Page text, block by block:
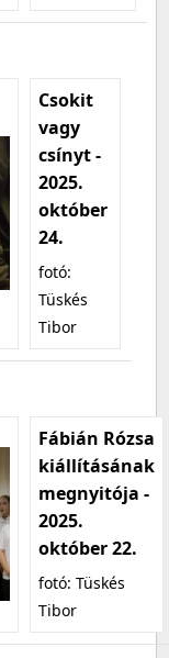
Csokit
vagy
csínyt -
2025.
október
24.
fotó:
Tüskés
Tibor
Fábián Rózsa
kiállításának
megnyitója -
2025.
október 22.
fotó: Tüskés
Tibor